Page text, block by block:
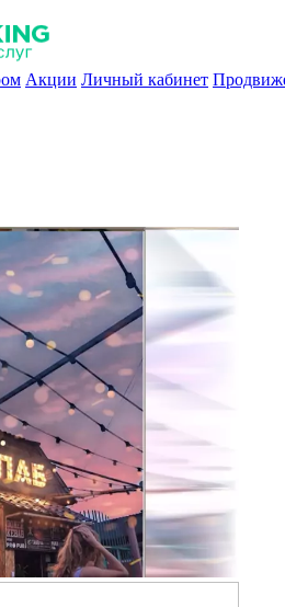
Акции Личный кабинет